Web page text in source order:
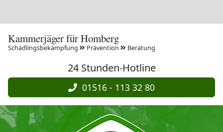
Kammerjäger für Homberg
Schädlingsbekämpfung Prävention Beratung
24 Stunden-Hotline
01516 - 113 32 80